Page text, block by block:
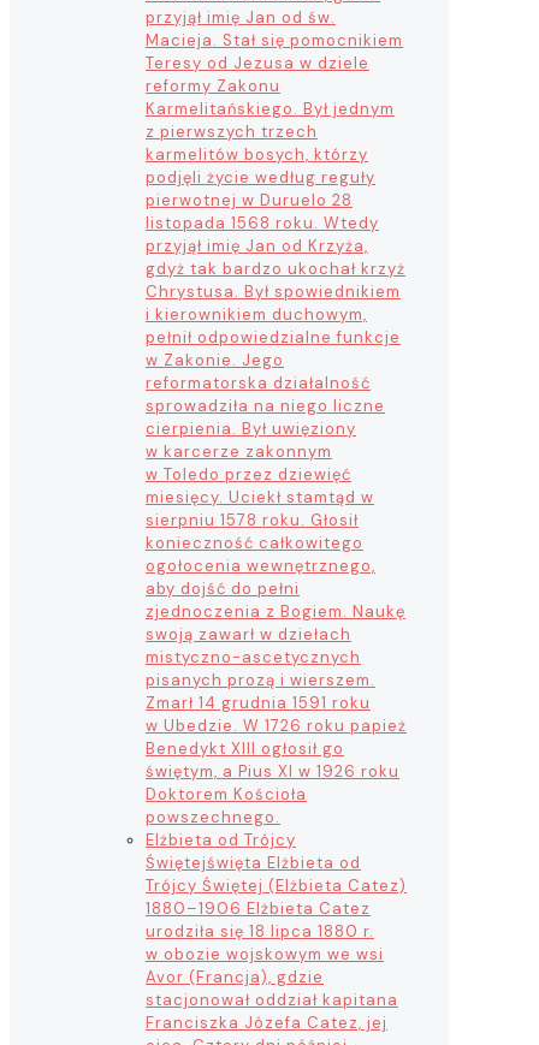
przyjął imię Jan od św.
Macieja. Stał się pomocnikiem
Teresy od Jezusa w dziele
reformy Zakonu
Karmelitańskiego. Był jednym
z pierwszych trzech
karmelitów bosych, którzy
podjęli życie według reguły
pierwotnej w Duruelo 28
listopada 1568 roku. Wtedy
przyjął imię Jan od Krzyża,
gdyż tak bardzo ukochał krzyż
Chrystusa. Był spowiednikiem
i kierownikiem duchowym,
pełnił odpowiedzialne funkcje
w Zakonie. Jego
reformatorska działalność
sprowadziła na niego liczne
cierpienia. Był uwięziony
w karcerze zakonnym
w Toledo przez dziewięć
miesięcy. Uciekł stamtąd w
sierpniu 1578 roku. Głosił
konieczność całkowitego
ogołocenia wewnętrznego,
aby dojść do pełni
zjednoczenia z Bogiem. Naukę
swoją zawarł w dziełach
mistyczno-ascetycznych
pisanych prozą i wierszem.
Zmarł 14 grudnia 1591 roku
w Ubedzie. W 1726 roku papież
Benedykt XIII ogłosił go
świętym, a Pius XI w 1926 roku
Doktorem Kościoła
powszechnego.
Elżbieta od Trójcy
Świętejświęta Elżbieta od
Trójcy Świętej (Elżbieta Catez)
1880–1906 Elżbieta Catez
urodziła się 18 lipca 1880 r.
w obozie wojskowym we wsi
Avor (Francja), gdzie
stacjonował oddział kapitana
Franciszka Józefa Catez, jej